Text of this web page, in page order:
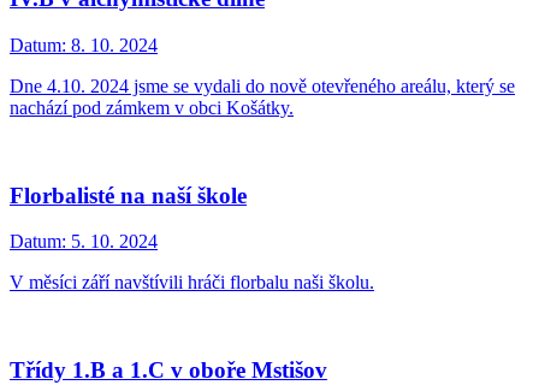
Datum: 8. 10. 2024
Dne 4.10. 2024 jsme se vydali do nově otevřeného areálu, který se
nachází pod zámkem v obci Košátky.
Florbalisté na naší škole
Datum: 5. 10. 2024
V měsíci září navštívili hráči florbalu naši školu.
Třídy 1.B a 1.C v oboře Mstišov